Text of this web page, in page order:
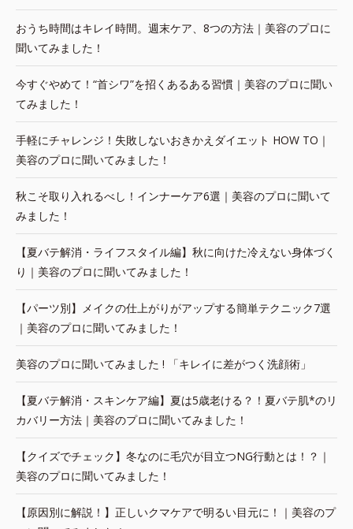
おうち時間はキレイ時間。週末ケア、8つの方法｜美容のプロに
聞いてみました！
今すぐやめて！“首シワ”を招くあるある習慣｜美容のプロに聞い
てみました！
手軽にチャレンジ！失敗しないおきかえダイエット HOW TO｜
美容のプロに聞いてみました！
秋こそ取り入れるべし！インナーケア6選｜美容のプロに聞いて
みました！
【夏バテ解消・ライフスタイル編】秋に向けた冷えない身体づく
り｜美容のプロに聞いてみました！
【パーツ別】メイクの仕上がりがアップする簡単テクニック7選
｜美容のプロに聞いてみました！
美容のプロに聞いてみました ! 「キレイに差がつく洗顔術」
【夏バテ解消・スキンケア編】夏は5歳老ける？！夏バテ肌*のリ
カバリー方法｜美容のプロに聞いてみました！
【クイズでチェック】冬なのに毛穴が目立つNG行動とは！？｜
美容のプロに聞いてみました！
【原因別に解説！】正しいクマケアで明るい目元に！｜美容のプ